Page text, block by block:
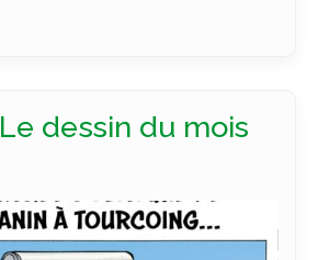
Le dessin du mois